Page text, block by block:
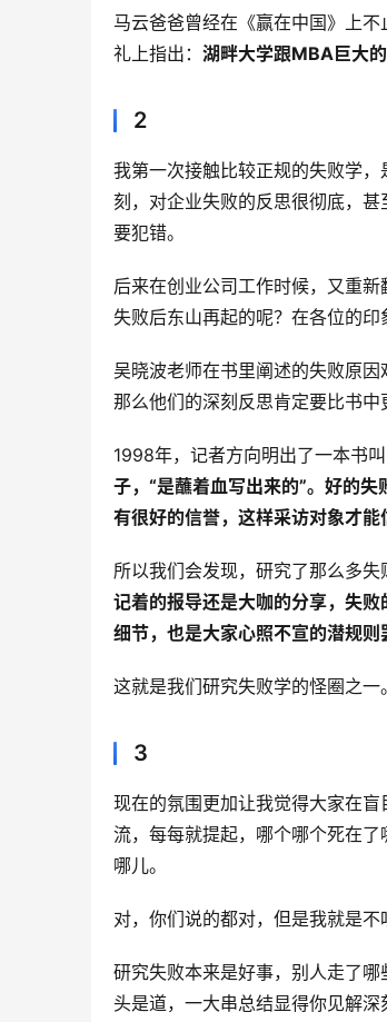
马云爸爸曾经在《赢在中国》上
礼上指出： 湖畔大学跟MBA巨大
2
我第一次接触比较正规的失败学
刻，对企业失败的反思很彻底，
要犯错。
后来在创业公司工作时候，又重
失败后东山再起的呢？在各位的印
吴晓波老师在书里阐述的失败原因
那么他们的深刻反思肯定要比书
1998年，记者方向明出了一本书
子，“是蘸着血写出来的”。好的
有很好的信誉，这样采访对象才能
所以我们会发现，研究了那么多失
记着的报导还是大咖的分享，失
细节，也是大家心照不宣的潜规则
这就是我们研究失败学的怪圈之一。
3
现在的氛围更加让我觉得大家在
流，每每就提起，哪个哪个死在
哪儿。
对，你们说的都对，但是我就是不
研究失败本来是好事，别人走了
头是道，一大串总结显得你见解